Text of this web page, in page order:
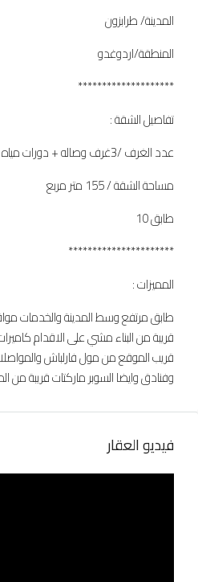
المدينة/ طرابزون
المنطقة/اردوغدو
********************
تفاصيل الشقة :
عدد الغرف /3غرف وصاله + دورات مياه + مطبخ + 3شرفات
مساحة الشقة / 155 متر مربع
طابق 10
**********************
المميزات :
طابق مرتفع وسط المدينة والخدمات
قريبة من البناء مشي على الاقدام
قريب الموقع من مول فارلباش
وفنادق وايضا السوبر ماركتات قريبة
فيديو العقار